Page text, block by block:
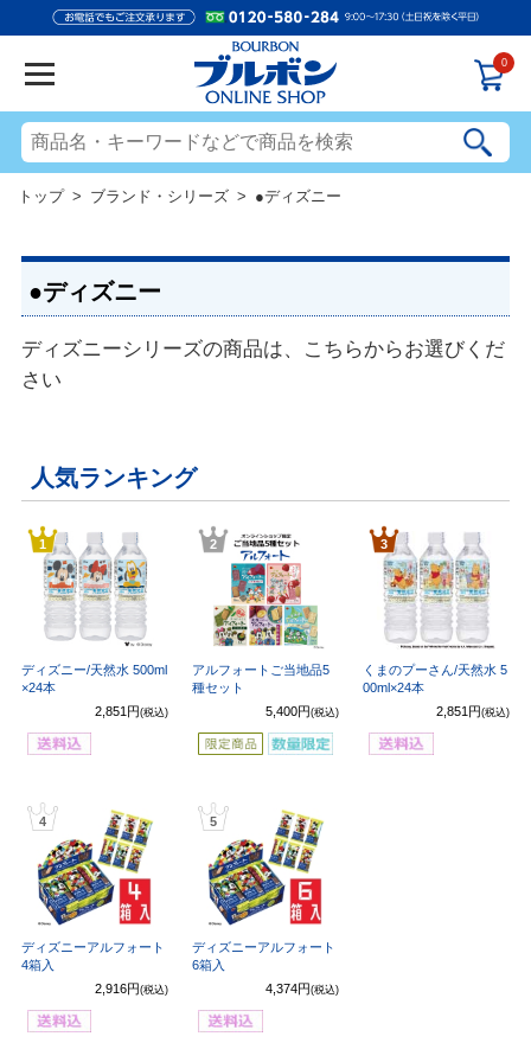
0
トップ> ブランド・シリーズ > ●ディズニー
●ディズニー
ディズニーシリーズの商品は、こちらからお選びくだ
さい
人気ランキング
1
ディズニー/天然水 500ml
×24本
2,851円 (税込)
2
アルフォートご当地品5
種セット
5,400円 (税込)
3
くまのプーさん/天然水 5
00ml×24本
2,851円(税込)
4
ディズニーアルフォート
4箱入
2,916円 (税込)
5
ディズニーアルフォート
6箱入
4,374円 (税込)